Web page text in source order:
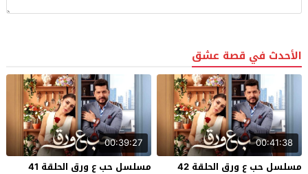
الأحدث في قصة عشق
00:41:38
مسلسل حب ع ورق الحلقة 42
00:39:27
مسلسل حب ع ورق الحلقة 41